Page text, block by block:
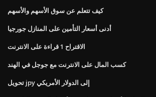
كيف تتعلم عن سوق الأسهم والأسهم
أدنى أسعار التأمين على المنازل جورجيا
الاقتراح 1 قراءة على الانترنت
كسب المال على الانترنت مع جوجل في الهند
تحويل jpy إلى الدولار الأمريكي